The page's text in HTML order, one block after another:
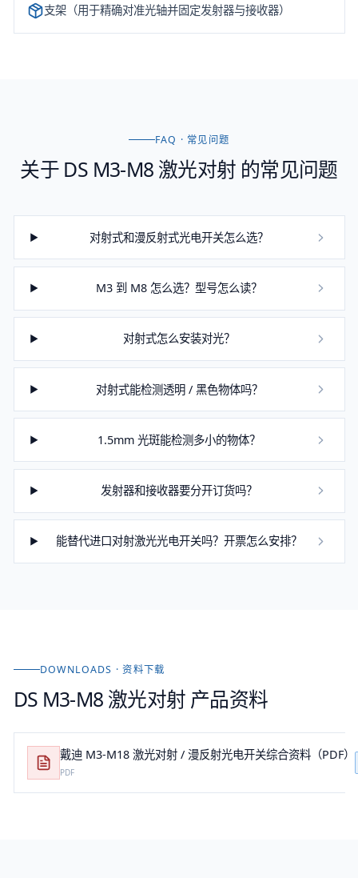
支架（用于精确对准光轴并固定发射器与接收器）
FAQ · 常见问题
关于 DS M3-M8 激光对射 的常见问题
对射式和漫反射式光电开关怎么选？
M3 到 M8 怎么选？型号怎么读？
对射式怎么安装对光？
对射式能检测透明 / 黑色物体吗？
1.5mm 光斑能检测多小的物体？
发射器和接收器要分开订货吗？
能替代进口对射激光光电开关吗？开票怎么安排？
DOWNLOADS · 资料下载
DS M3-M8 激光对射 产品资料
戴迪 M3-M18 激光对射 / 漫反射光电开关综合资料（PDF）
PDF